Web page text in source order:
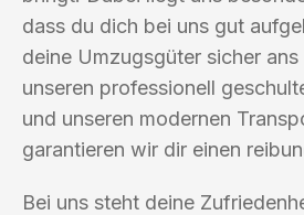
dass du dich bei uns gut
deine Umzugsgüter sicher
unseren professionell
und unseren modernen
garantieren wir dir einen
Bei uns steht deine